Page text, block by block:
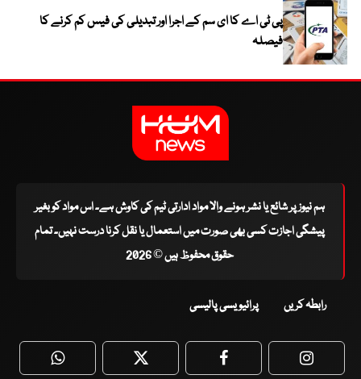
پی ٹی اے کا ای سم کے اجرا اور تبدیلی کی فیس کم کرنے کا
فیصلہ
ہم نیوز پر شائع یا نشر ہونے والا مواد ادارتی ٹیم کی کاوش ہے۔ اس مواد کو بغیر
پیشگی اجازت کسی بھی صورت میں استعمال یا نقل کرنا درست نہیں۔ تمام
حقوق محفوظ ہیں © 2026
رابطہ کریں پرائیویسی پالیسی
WhatsApp Twitter Facebook